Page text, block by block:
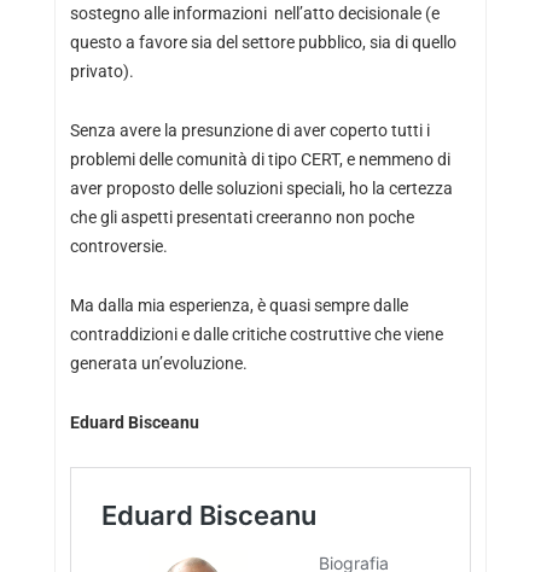
sostegno alle informazioni nell’atto decisionale (e
questo a favore sia del settore pubblico, sia di quello
privato).
Senza avere la presunzione di aver coperto tutti i
problemi delle comunità di tipo CERT, e nemmeno di
aver proposto delle soluzioni speciali, ho la certezza
che gli aspetti presentati creeranno non poche
controversie.
Ma dalla mia esperienza, è quasi sempre dalle
contraddizioni e dalle critiche costruttive che viene
generata un’evoluzione.
Eduard Bisceanu